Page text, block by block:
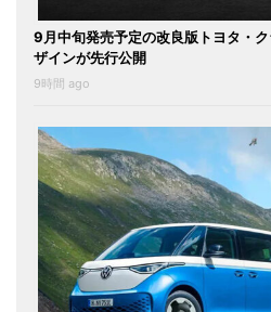
9月中旬発売予定の改良版トヨタ・
ザインが先行公開
9時間 ago